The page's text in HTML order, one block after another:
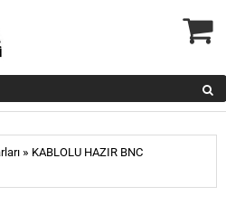
» KABLOLU HAZIR BNC